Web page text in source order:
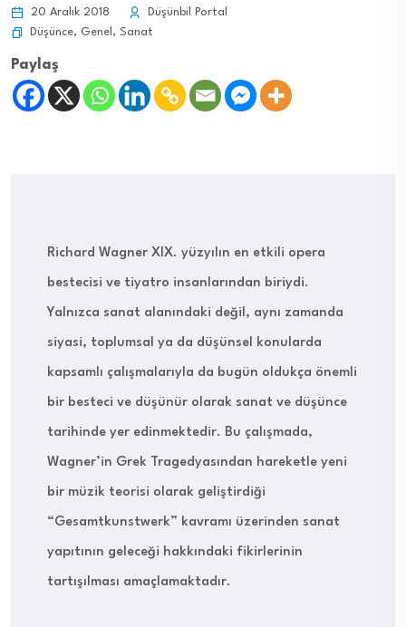
20 Aralık 2018
Düşünbil Portal
Düşünce, Genel , Sanat
Paylaş
Richard Wagner XIX. yüzyılın en etkili opera
bestecisi ve tiyatro insanlarından biriydi.
Yalnızca sanat alanındaki değil, aynı zamanda
siyasi, toplumsal ya da düşünsel konularda
kapsamlı çalışmalarıyla da bugün oldukça önemli
bir besteci ve düşünür olarak sanat ve düşünce
tarihinde yer edinmektedir. Bu çalışmada,
Wagner’in Grek Tragedyasından hareketle yeni
bir müzik teorisi olarak geliştirdiği
“Gesamtkunstwerk” kavramı üzerinden sanat
yapıtının geleceği hakkındaki fikirlerinin
tartışılması amaçlamaktadır.